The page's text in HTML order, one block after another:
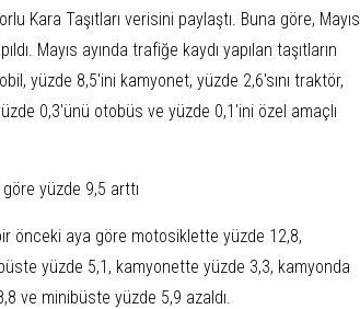
Kara Taşıtları verisini paylaştı. Buna göre, Mayıs
Mayıs ayında trafiğe kaydı yapılan taşıtların
yüzde 8,5'ini kamyonet, yüzde 2,6'sını traktör,
0,3'ünü otobüs ve yüzde 0,1'ini özel amaçlı
yüzde 9,5 arttı
önceki aya göre motosiklette yüzde 12,8,
yüzde 5,1, kamyonette yüzde 3,3, kamyonda
ve minibüste yüzde 5,9 azaldı.